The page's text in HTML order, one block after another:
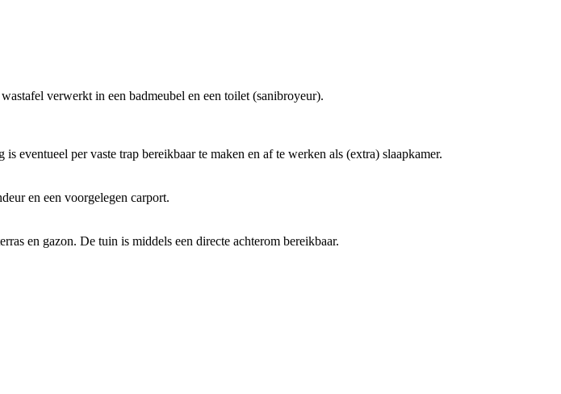
verwerkt in een badmeubel en een toilet (sanibroyeur).
eventueel per vaste trap bereikbaar te maken en af te werken als (extra) slaapkamer.
en een voorgelegen carport.
en gazon. De tuin is middels een directe achterom bereikbaar.